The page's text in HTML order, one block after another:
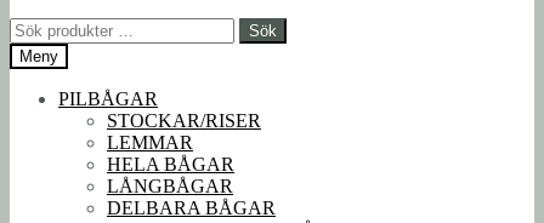
Sök
efter:
Sök
Meny
PILBÅGAR
STOCKAR/RISER
LEMMAR
HELA BÅGAR
LÅNGBÅGAR
DELBARA BÅGAR